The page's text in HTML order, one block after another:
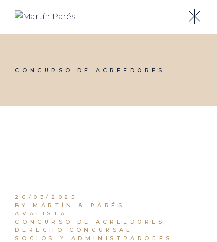
CONCURSO DE ACREEDORES
26/03/2025
BY MARTÍN & PARÉS
AVALISTA
CONCURSO DE ACREEDORES
DERECHO CONCURSAL
SOCIOS Y ADMINISTRADORES